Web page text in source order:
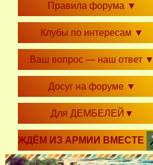
Правила форума ▼
Клубы по интересам ▼
Ваш вопрос — наш ответ ▼
Досуг на форуме ▼
Для ДЕМБЕЛЕЙ ▼
ЖДЁМ ИЗ АРМИИ ВМЕСТЕ